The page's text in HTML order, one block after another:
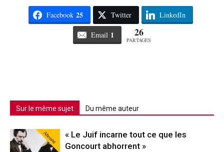
Facebook 25 Twitter LinkedIn
Email 1 26
PARTAGES
Sur le même sujet Du même auteur
Abonné
« Le Juif incarne tout ce que les
Goncourt abhorrent »